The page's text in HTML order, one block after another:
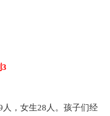
，女生28人。孩子们经